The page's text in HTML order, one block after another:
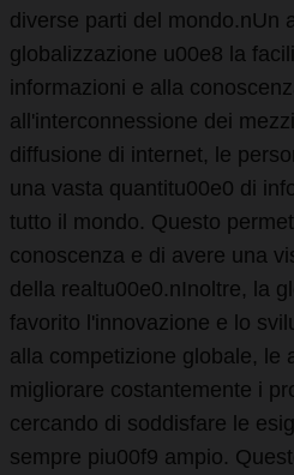
diverse parti del mondo.nUn
globalizzazione u00e8 la
informazioni e alla
all'interconnessione dei
diffusione di internet, le
una vasta quantitu00e0 di
tutto il mondo. Questo
conoscenza e di avere una
della realtu00e0.nInoltre, la
favorito l'innovazione e lo
alla competizione globale, le
migliorare costantemente i
cercando di soddisfare le
sempre piu00f9 ampio.